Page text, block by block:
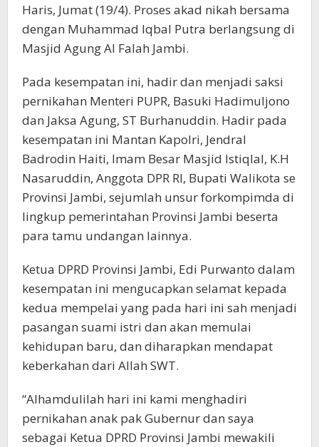
Haris, Jumat (19/4). Proses akad nikah bersama
dengan Muhammad Iqbal Putra berlangsung di
Masjid Agung Al Falah Jambi.
Pada kesempatan ini, hadir dan menjadi saksi
pernikahan Menteri PUPR, Basuki Hadimuljono
dan Jaksa Agung, ST Burhanuddin. Hadir pada
kesempatan ini Mantan Kapolri, Jendral
Badrodin Haiti, Imam Besar Masjid Istiqlal, K.H
Nasaruddin, Anggota DPR RI, Bupati Walikota se
Provinsi Jambi, sejumlah unsur forkompimda di
lingkup pemerintahan Provinsi Jambi beserta
para tamu undangan lainnya.
Ketua DPRD Provinsi Jambi, Edi Purwanto dalam
kesempatan ini mengucapkan selamat kepada
kedua mempelai yang pada hari ini sah menjadi
pasangan suami istri dan akan memulai
kehidupan baru, dan diharapkan mendapat
keberkahan dari Allah SWT.
“Alhamdulilah hari ini kami menghadiri
pernikahan anak pak Gubernur dan saya
sebagai Ketua DPRD Provinsi Jambi mewakili